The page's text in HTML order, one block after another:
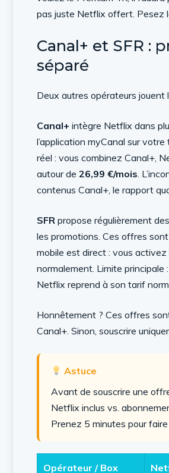
pas juste Netflix offert. Pesez
Canal+ et SFR :
séparé
Deux autres opérateurs jouent
Canal+ intègre Netflix dans
l’application myCanal sur
réel : vous combinez Canal+,
autour de 26,99 €/mois.
contenus Canal+, le rapport
SFR propose régulièrement
les promotions. Ces offres
mobile est direct : vous activez
normalement. Limite principale
Netflix reprend à son tarif
Honnêtement ? Ces offres
Canal+. Sinon, souscrire
Astuce
Avant de souscrire une
Netflix inclus vs.
Prenez 5 minutes pour
Opérateur / Box